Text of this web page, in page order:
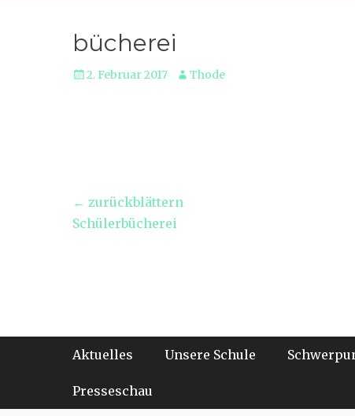
bücherei
Veröffentlicht
2. Februar 2017 Autor
Thode
Beitragsnavigation
← zurückblättern
Vorheriger
Schülerbücherei
Footer-Menü
Weiter
Inhalt
Aktuelles Unsere Schule
Presseschau